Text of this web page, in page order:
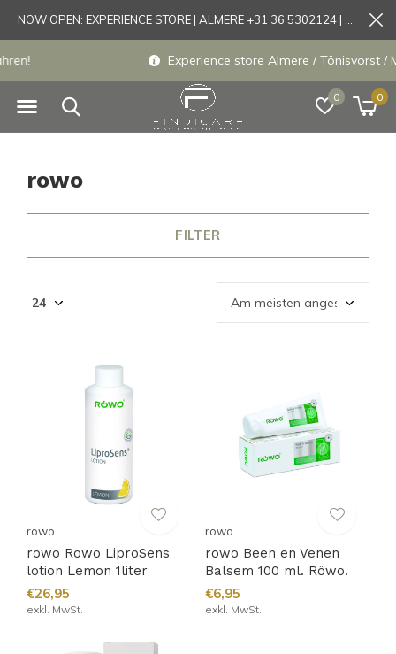
0 0
Experience store Almere / Tönisvorst / Mortsel
rowo
FILTER
rowo
rowo Rowo LiproSens
lotion Lemon 1liter
€26,95
exkl. MwSt.
rowo
rowo Been en Venen
Balsem 100 ml. Röwo.
€6,95
exkl. MwSt.